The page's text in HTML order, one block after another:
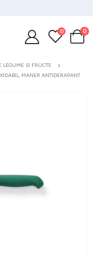
0 0
LEGUME SI FRUCTE
MANER ANTIDERAPANT